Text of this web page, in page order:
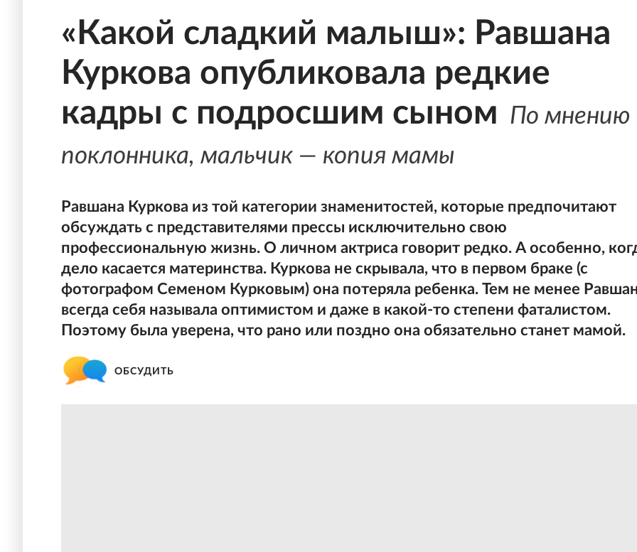
«Какой сладкий малыш»: Равшана
Куркова опубликовала редкие
кадры с подросшим сыном По мнению
поклонника, мальчик — копия мамы
Равшана Куркова из той категории знаменитостей, которые предпочитают
обсуждать с представителями прессы исключительно свою
профессиональную жизнь. О личном актриса говорит редко. А особенно,
дело касается материнства. Куркова не скрывала, что в первом браке (с
фотографом Семеном Курковым) она потеряла ребенка. Тем не менее
всегда себя называла оптимистом и даже в какой-то степени фаталистом.
Поэтому была уверена, что рано или поздно она обязательно станет мамой.
ОБСУДИТЬ